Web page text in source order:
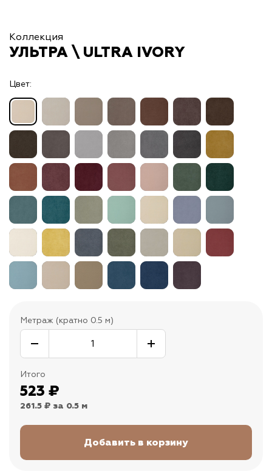
Коллекция
УЛЬТРА \ ULTRA IVORY
Цвет:
Метраж (кратно 0.5 м)
Итого
523 ₽
261.5 ₽ за 0.5 м